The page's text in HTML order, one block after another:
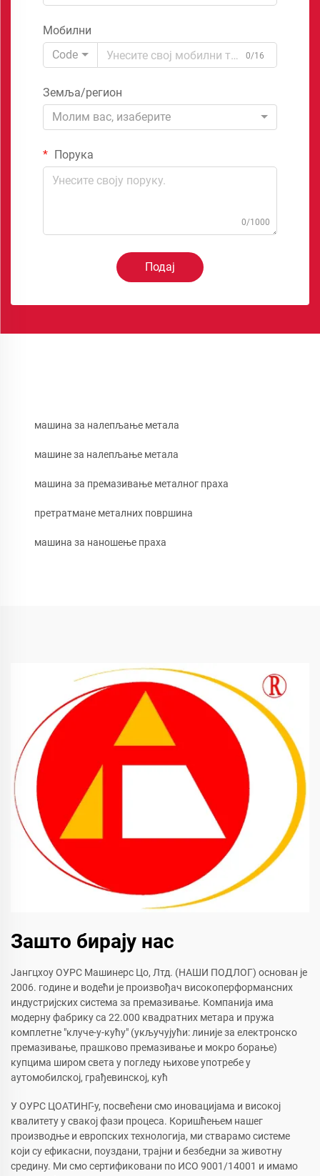
Мобилни
Code
0/16
Земља/регион
Молим вас, изаберите
Порука
0/1000
Подај
машина за налепљање метала
машине за налепљање метала
машина за премазивање металног праха
претратмане металних површина
машина за наношење праха
Зашто бирају нас
Јангцхоу ОУРС Машинерс Цо, Лтд. (НАШИ ПОДЛОГ) основан је
2006. године и водећи је произвођач високоперформансних
индустријских система за премазивање. Компанија има
модерну фабрику са 22.000 квадратних метара и пружа
комплетне "клуче-у-кућу" (укључујући: линије за електронско
премазивање, прашково премазивање и мокро борање)
купцима широм света у погледу њихове употребе у
аутомобилској, грађевинској, кућ
У ОУРС ЦОАТИНГ-у, посвећени смо иновацијама и високој
квалитету у свакој фази процеса. Коришћењем нашег
производње и европских технологија, ми стварамо системе
који су ефикасни, поуздани, трајни и безбедни за животну
средину. Ми смо сертификовани по ИСО 9001/14001 и имамо